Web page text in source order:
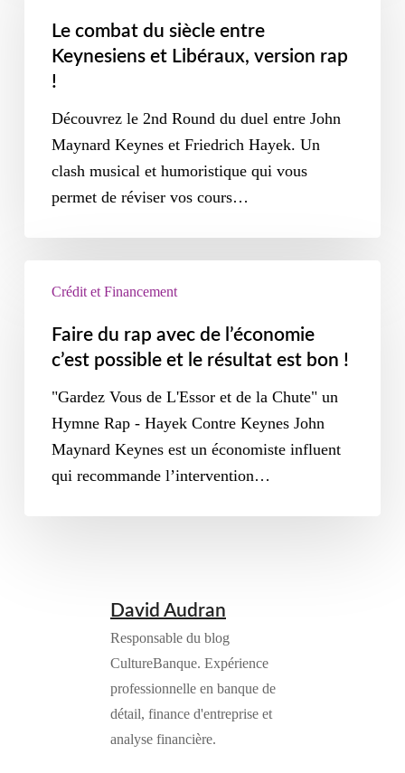
Le combat du siècle entre
Keynesiens et Libéraux, version rap
!
Découvrez le 2nd Round du duel entre John
Maynard Keynes et Friedrich Hayek. Un
clash musical et humoristique qui vous
permet de réviser vos cours…
Crédit et Financement
Faire du rap avec de l’économie
c’est possible et le résultat est bon !
"Gardez Vous de L'Essor et de la Chute" un
Hymne Rap - Hayek Contre Keynes John
Maynard Keynes est un économiste influent
qui recommande l’intervention…
David Audran
Responsable du blog
CultureBanque. Expérience
professionnelle en banque de
détail, finance d'entreprise et
analyse financière.